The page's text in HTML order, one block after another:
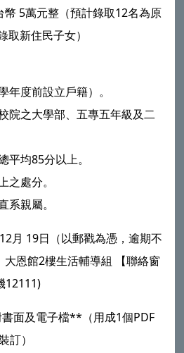
幣 5萬元整（預計錄取12名為原
取新住民子女）
年度前設立戶籍）。
院之大學部、五專五年級及二
平均85分以上。
之處分。
系親屬。
月 19日（以郵戳為憑，逾期不
恩館2樓生活輔導組 【聯絡窗
12111)
書面及電子檔**（用成1個PDF
訂）